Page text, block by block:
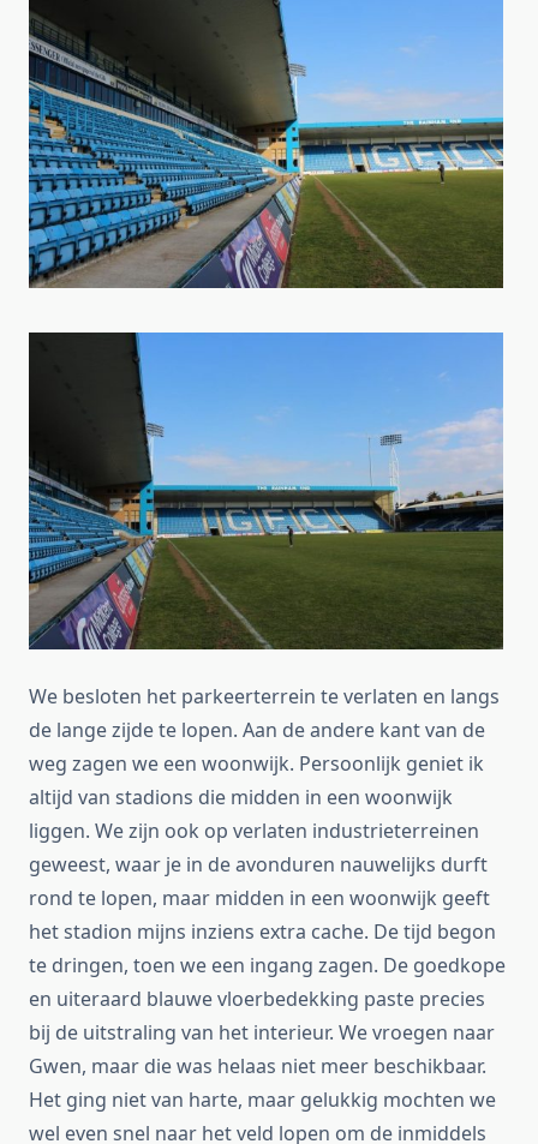
We besloten het parkeerterrein te verlaten en langs
de lange zijde te lopen. Aan de andere kant van de
weg zagen we een woonwijk. Persoonlijk geniet ik
altijd van stadions die midden in een woonwijk
liggen. We zijn ook op verlaten industrieterreinen
geweest, waar je in de avonduren nauwelijks durft
rond te lopen, maar midden in een woonwijk geeft
het stadion mijns inziens extra cache. De tijd begon
te dringen, toen we een ingang zagen. De goedkope
en uiteraard blauwe vloerbedekking paste precies
bij de uitstraling van het interieur. We vroegen naar
Gwen, maar die was helaas niet meer beschikbaar.
Het ging niet van harte, maar gelukkig mochten we
wel even snel naar het veld lopen om de inmiddels